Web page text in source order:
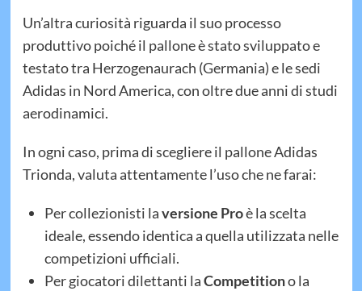
Un’altra curiosità riguarda il suo processo
produttivo poiché il pallone è stato sviluppato e
testato tra Herzogenaurach (Germania) e le sedi
Adidas in Nord America, con oltre due anni di studi
aerodinamici.
In ogni caso, prima di scegliere il pallone Adidas
Trionda, valuta attentamente l’uso che ne farai:
Per collezionisti laversione Proè la scelta
ideale, essendo identica a quella utilizzata nelle
competizioni ufficiali.
Per giocatori dilettanti laCompetitiono la